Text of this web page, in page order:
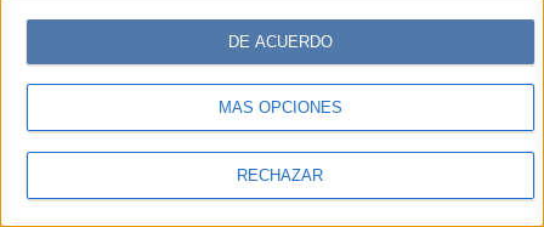
cambiar sus preferencias antes de otorgar su consentimiento.
Tenga en cuenta que algún procesamiento de sus datos
personales puede no requerir de su consentimiento, pero usted
tiene el derecho de rechazar tal procesamiento. Sus
sus preferencias o retirar su consentimiento en cualquier
MÁS OPCIONES
RECHAZAR
DE ACUERDO